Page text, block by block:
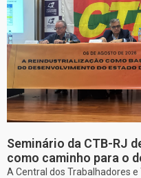
Seminário da CTB-RJ
como caminho para o
A Central dos Trabalhadores